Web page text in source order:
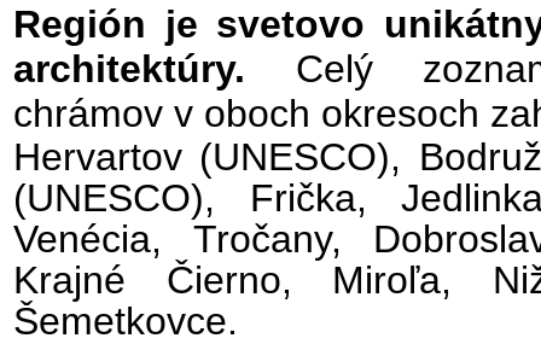
Región je svetovo
architektúry. Celý
chrámov v oboch okresoch
Hervartov (UNESCO),
(UNESCO), Frička,
Venécia, Tročany,
Krajné Čierno, Miroľa,
Šemetkovce.